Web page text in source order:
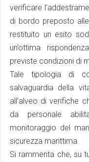
verificare
di bordo preposto
restituito un esito
un’ottima
previste condizioni di
Tale tipologia di
salvaguardia della
all’alveo di verifiche
da personale
monitoraggio del
sicurezza marittima.
Si rammenta che, su